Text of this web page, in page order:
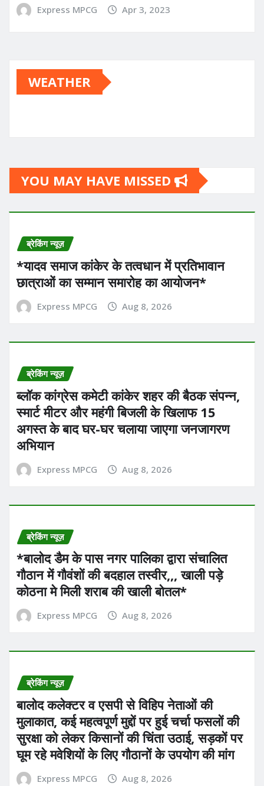
Express MPCG Apr 3, 2023
WEATHER
YOU MAY HAVE MISSED
ब्रेकिंग न्यूज़
*यादव समाज कांकेर के तत्वधान में प्रतिभावान
छात्राओं का सम्मान समारोह का आयोजन*
Express MPCG Aug 8, 2026
ब्रेकिंग न्यूज़
ब्लॉक कांग्रेस कमेटी कांकेर शहर की बैठक संपन्न,
स्मार्ट मीटर और महंगी बिजली के खिलाफ 15
अगस्त के बाद घर-घर चलाया जाएगा जनजागरण
अभियान
Express MPCG Aug 8, 2026
ब्रेकिंग न्यूज़
*बालोद डैम के पास नगर पालिका द्वारा संचालित
गौठान में गौवंशों की बदहाल तस्वीर,,, खाली पड़े
कोठना मे मिली शराब की खाली बोतल*
Express MPCG Aug 8, 2026
ब्रेकिंग न्यूज़
बालोद कलेक्टर व एसपी से विहिप नेताओं की
मुलाकात, कई महत्वपूर्ण मुद्दों पर हुई चर्चा फसलों की
सुरक्षा को लेकर किसानों की चिंता उठाई, सड़कों पर
घूम रहे मवेशियों के लिए गौठानों के उपयोग की मांग
Express MPCG Aug 8, 2026